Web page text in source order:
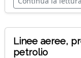
Linee aeree,
petrolio